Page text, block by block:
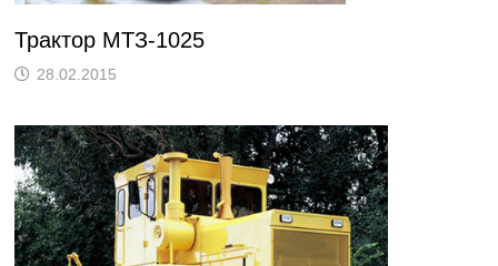
Трактор МТЗ-1025
28.02.2015